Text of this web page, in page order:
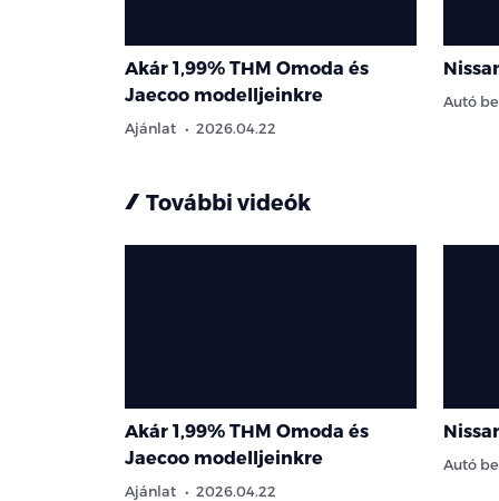
Akár 1,99% THM Omoda és
Jaecoo modelljeinkre
Ajánlat 2026.04.22
Autó
További videók
Akár 1,99% THM Omoda és
Jaecoo modelljeinkre
Ajánlat 2026.04.22
Autó